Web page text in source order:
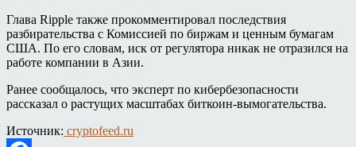
Глава Ripple также прокомментировал последствия
разбирательства с Комиссией по биржам и ценным бумагам
США. По его словам, иск от регулятора никак не отразился на
работе компании в Азии.
Ранее сообщалось, что эксперт по кибербезопасности
рассказал о растущих масштабах биткоин-вымогательства.
Источник: cryptofeed.ru